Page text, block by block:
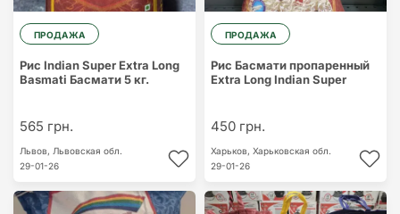
ПРОДАЖА
Рис Indian Super Extra Long
Basmati Басмати 5 кг.
565 грн.
Львов, Львовская обл.
29-01-26
ПРОДАЖА
Рис Басмати пропаренный
Extra Long Indian Super
450 грн.
Харьков, Харьковская обл.
29-01-26